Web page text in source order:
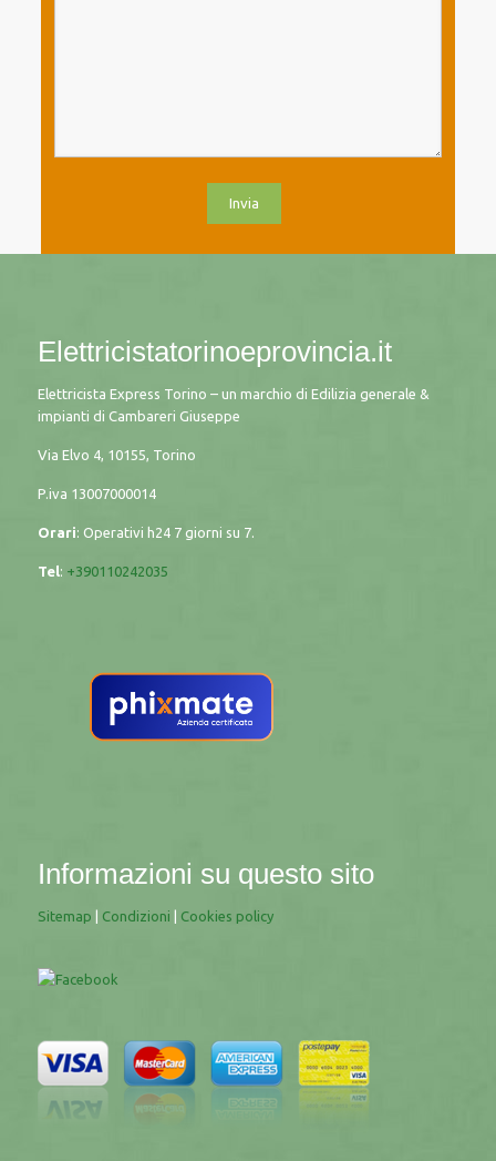
Elettricistatorinoeprovincia.it
Elettricista Express Torino – un marchio di Edilizia generale &
impianti di Cambareri Giuseppe
Via Elvo 4, 10155, Torino
P.iva 13007000014
Orari: Operativi h24 7 giorni su 7.
Tel: +390110242035
Informazioni su questo sito
Sitemap Condizioni Cookies policy